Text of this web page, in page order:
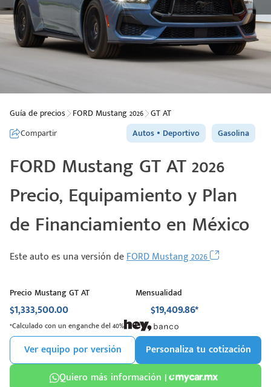
Guía de precios FORD Mustang 2026 GT AT
Compartir
Autos Deportivo Gasolina
FORD Mustang GT AT 2026
Precio, Equipamiento y Plan
de Financiamiento en México
Este auto es una versión deFORD Mustang 2026
Precio Mustang GT AT
$1,333,500.00
Mensualidad
$19,409.86*
*Calculado con un enganche del 40%
Ver equipo por versión
Personaliza tu cotización
Quiero más información |